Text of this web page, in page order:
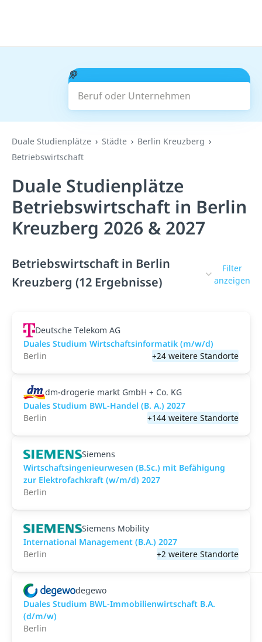
Beruf oder Unternehmen
Suchen
Duale Studienplätze Städte
Berlin Kreuzberg
Betriebswirtschaft
Duale Studienplätze
Betriebswirtschaft in Berlin
Kreuzberg 2026 & 2027
Betriebswirtschaft in Berlin
Kreuzberg (12 Ergebnisse)
Filter
anzeigen
Deutsche Telekom AG
Duales Studium Wirtschaftsinformatik (m/w/d)
Berlin
+24 weitere Standorte
dm-drogerie markt GmbH + Co. KG
Duales Studium BWL-Handel (B. A.) 2027
Berlin
+144 weitere Standorte
Siemens
Wirtschaftsingenieurwesen (B.Sc.) mit Befähigung
zur Elektrofachkraft (w/m/d) 2027
Berlin
Siemens Mobility
International Management (B.A.) 2027
Berlin
+2 weitere Standorte
degewo
Duales Studium BWL-Immobilienwirtschaft B.A.
(d/m/w)
Berlin